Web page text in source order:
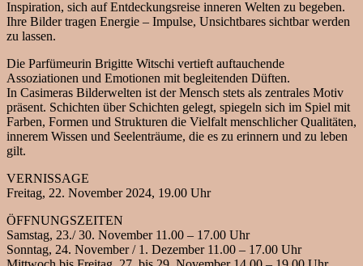
Inspiration, sich auf Entdeckungsreise inneren Welten zu begeben.
Ihre Bilder tragen Energie – Impulse, Unsichtbares sichtbar werden
zu lassen.
Die Parfümeurin Brigitte Witschi vertieft auftauchende
Assoziationen und Emotionen mit begleitenden Düften.
In Casimeras Bilderwelten ist der Mensch stets als zentrales Motiv
präsent. Schichten über Schichten gelegt, spiegeln sich im Spiel mit
Farben, Formen und Strukturen die Vielfalt menschlicher Qualitäten,
innerem Wissen und Seelenträume, die es zu erinnern und zu leben
gilt.
VERNISSAGE
Freitag, 22. November 2024, 19.00 Uhr
ÖFFNUNGSZEITEN
Samstag, 23./ 30. November 11.00 – 17.00 Uhr
Sonntag, 24. November / 1. Dezember 11.00 – 17.00 Uhr